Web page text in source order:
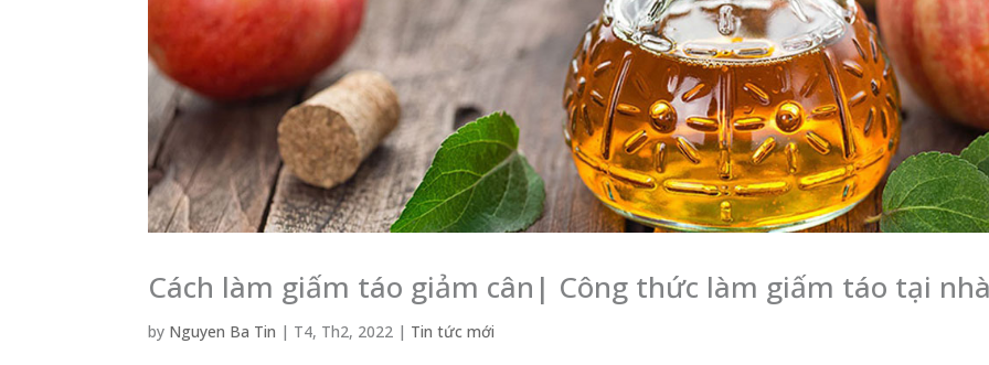
Cách làm giấm táo giảm cân| Công thức làm giấm táo tại
by Nguyen Ba Tin | T4, Th2, 2022 | Tin tức mới